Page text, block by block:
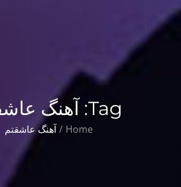
Tag: آهنگ
Home آهنگ عاشقتم